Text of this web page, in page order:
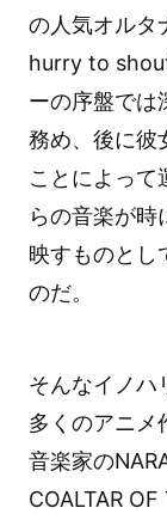
の人気オルタ
hurry to
ーの序盤では
務め、後に彼
ことによって
らの音楽が時
映すものとし
のだ。
そんなイノハ
多くのアニメ
音楽家の
COALTAR